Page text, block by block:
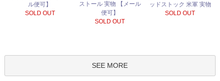
ル便可】
SOLD OUT
ストール 実物 【メール
便可】
SOLD OUT
ッドストック 米軍 実物
SOLD OUT
SEE MORE